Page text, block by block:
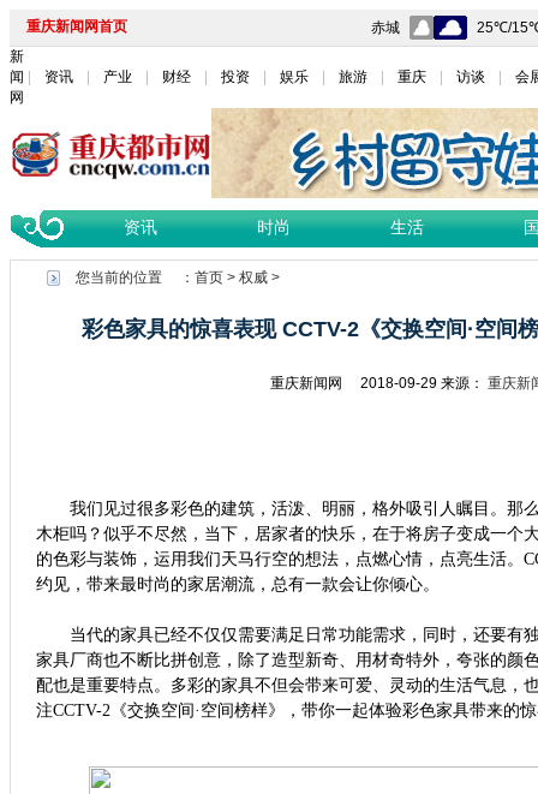
重庆新闻网首页
新
闻
网
资讯 产业 财经 投资 娱乐 旅游 重庆 访谈 会
资讯 时尚 生活
您当前的位置 ： 首页> 权威>
彩色家具的惊喜表现 CCTV-2《交换空间·空间
重庆新闻网 2018-09-29 来源： 重庆新
我们见过很多彩色的建筑，活泼、明丽，格外吸引人瞩目。那
木柜吗？似乎不尽然，当下，居家者的快乐，在于将房子变成一个
的色彩与装饰，运用我们天马行空的想法，点燃心情，点亮生活。
约见，带来最时尚的家居潮流，总有一款会让你倾心。
当代的家具已经不仅仅需要满足日常功能需求，同时，还要有
家具厂商也不断比拼创意，除了造型新奇、用材奇特外，夸张的颜
配也是重要特点。多彩的家具不但会带来可爱、灵动的生活气息，
注CCTV-2 《交换空间·空间榜样》，带你一起体验彩色家具带来的